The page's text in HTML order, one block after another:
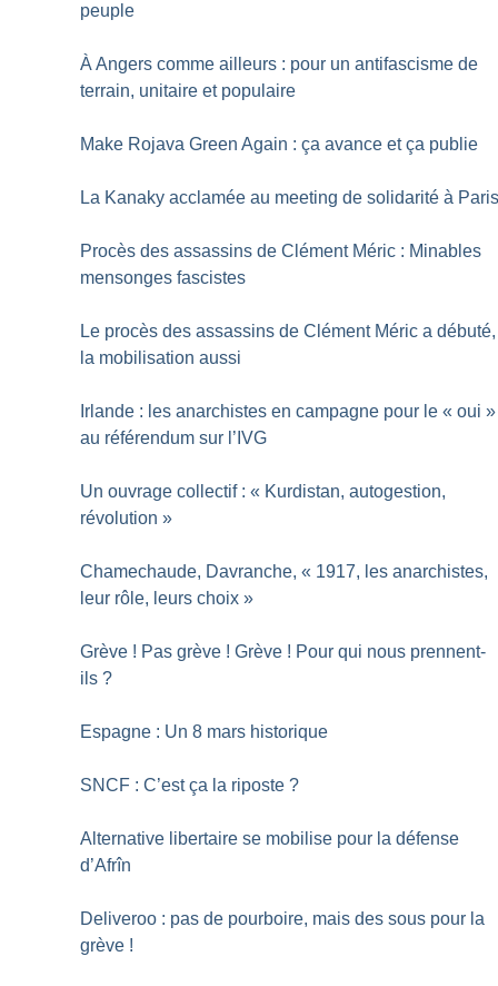
peuple
À Angers comme ailleurs : pour un antifascisme de
terrain, unitaire et populaire
Make Rojava Green Again : ça avance et ça publie
La Kanaky acclamée au meeting de solidarité à
Procès des assassins de Clément Méric : Minables
mensonges fascistes
Le procès des assassins de Clément Méric a débuté,
la mobilisation aussi
Irlande : les anarchistes en campagne pour le « oui »
au référendum sur l’IVG
Un ouvrage collectif : « Kurdistan, autogestion,
révolution »
Chamechaude, Davranche, « 1917, les anarchistes,
leur rôle, leurs choix »
Grève ! Pas grève ! Grève ! Pour qui nous prennent-
ils ?
Espagne : Un 8 mars historique
SNCF : C’est ça la riposte ?
Alternative libertaire se mobilise pour la défense
d’Afrîn
Deliveroo : pas de pourboire, mais des sous pour la
grève !